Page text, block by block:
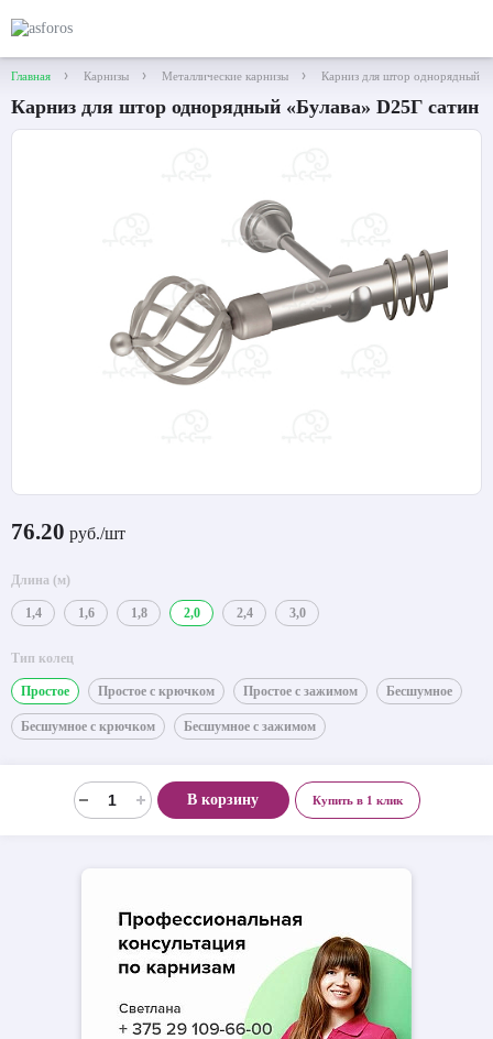
Главная Карнизы Металлические карнизы Карниз для штор однорядный
Карниз для штор однорядный «Булава» D25Г сатин
76.20 руб./шт
Длина (м)
1,4 1,6 1,8 2,0 2,4 3,0
Тип колец
Простое Простое с крючком Простое с зажимом Бесшумное
Бесшумное с крючком Бесшумное с зажимом
В корзину Купить в 1 клик